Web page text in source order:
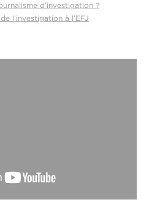
d’investigation ?
l’investigation à l’EFJ